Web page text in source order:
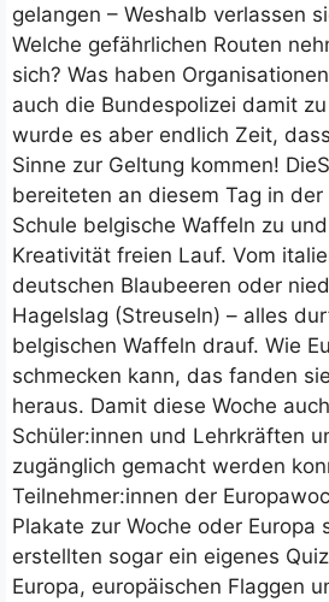
gelangen – Weshalb verlassen
Welche gefährlichen Routen
sich? Was haben
auch die Bundespolizei damit
wurde es aber endlich Zeit,
Sinne zur Geltung kommen!
bereiteten an diesem Tag in
Schule belgische Waffeln zu
Kreativität freien Lauf. Vom
deutschen Blaubeeren oder
Hagelslag (Streuseln) – alles
belgischen Waffeln drauf. Wie
schmecken kann, das fanden
heraus. Damit diese Woche
Schüler:innen und Lehrkräften
zugänglich gemacht werden
Teilnehmer:innen der
Plakate zur Woche oder Europa
erstellten sogar ein eigenes
Europa, europäischen Flaggen